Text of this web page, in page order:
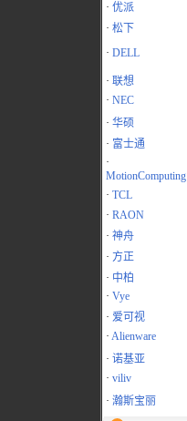
· 优派
· 松下
· DELL
· 联想
· NEC
· 华硕
· 富士通
·
MotionComputing
· TCL
· RAON
· 神舟
· 方正
· 中柏
· Vye
· 爱可视
· Alienware
· 诺基亚
· viliv
· 瀚斯宝丽